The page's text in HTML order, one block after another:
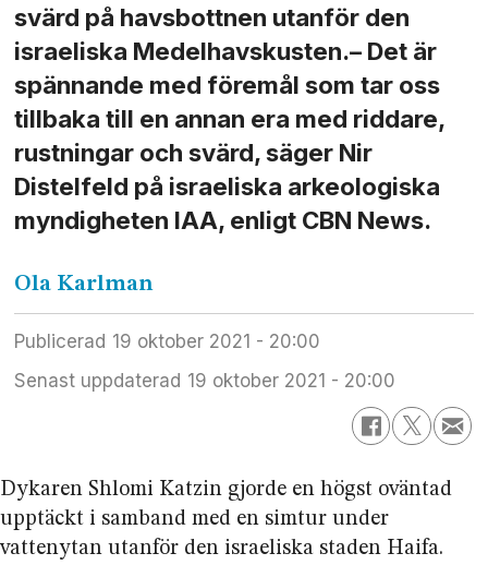
svärd på havsbottnen utanför den
israeliska Medelhavskusten.– Det är
spännande med föremål som tar oss
tillbaka till en annan era med riddare,
rustningar och svärd, säger Nir
Distelfeld på israeliska arkeologiska
myndigheten IAA, enligt CBN News.
Ola Karlman
Publicerad
19 oktober 2021 - 20:00
Senast uppdaterad
19 oktober 2021 - 20:00
Dykaren Shlomi Katzin gjorde en högst oväntad
upptäckt i samband med en simtur under
vattenytan utanför den israeliska staden Haifa.